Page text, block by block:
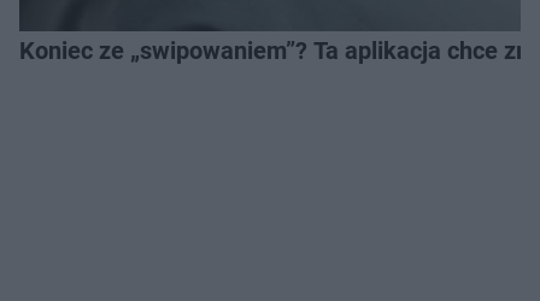
Koniec ze „swipowaniem”? Ta aplikacja chce